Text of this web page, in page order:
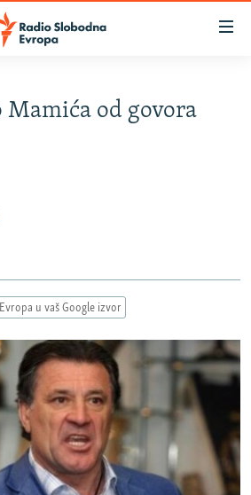
Mamića od govora
u vaš Google izvor